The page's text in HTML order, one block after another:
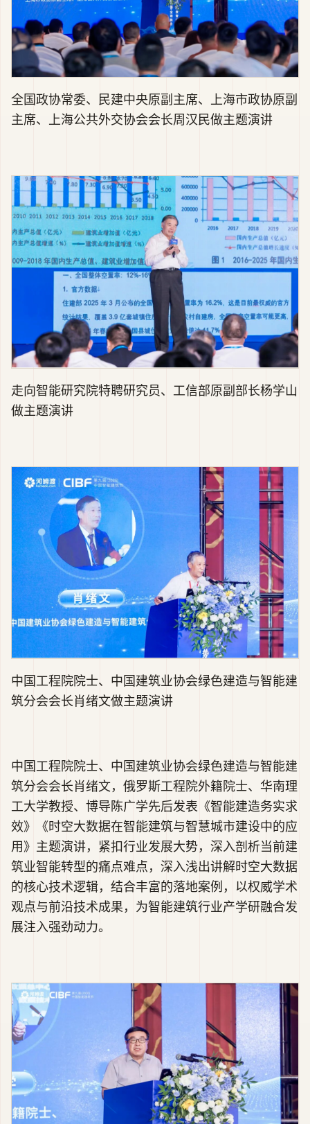
全国政协常委、民建中央原副主席、上海市政协原副
主席、上海公共外交协会会长周汉民做主题演讲
走向智能研究院特聘研究员、工信部原副部长杨学山
做主题演讲
中国工程院院士、中国建筑业协会绿色建造与智能建
筑分会会长肖绪文做主题演讲
中国工程院院士、中国建筑业协会绿色建造与智能建
筑分会会长肖绪文，俄罗斯工程院外籍院士、华南理
工大学教授、博导陈广学先后发表《智能建造务实求
效》《时空大数据在智能建筑与智慧城市建设中的应
用》主题演讲，紧扣行业发展大势，深入剖析当前建
筑业智能转型的痛点难点，深入浅出讲解时空大数据
的核心技术逻辑，结合丰富的落地案例，以权威学术
观点与前沿技术成果，为智能建筑行业产学研融合发
展注入强劲动力。